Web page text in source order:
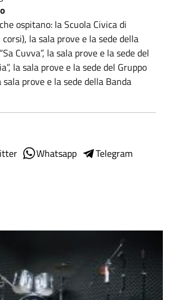
ospitano: la Scuola Civica di
corsi), la sala prove e la sede della
Cuvva”, la sala prove e la sede del
la sala prove e la sede del Gruppo
sala prove e la sede della Banda
Whatsapp
Telegram